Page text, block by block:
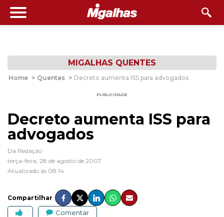
MIGALHAS QUENTES
Home > Quentes > Decreto aumenta ISS para advogados
PUBLICIDADE
Decreto aumenta ISS para
advogados
Da Redação
terça-feira, 28 de agosto de 2007
Atualizado às 08:14
Compartilhar
Comentar